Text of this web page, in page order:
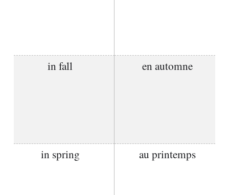
in fall en automne
in spring au printemps